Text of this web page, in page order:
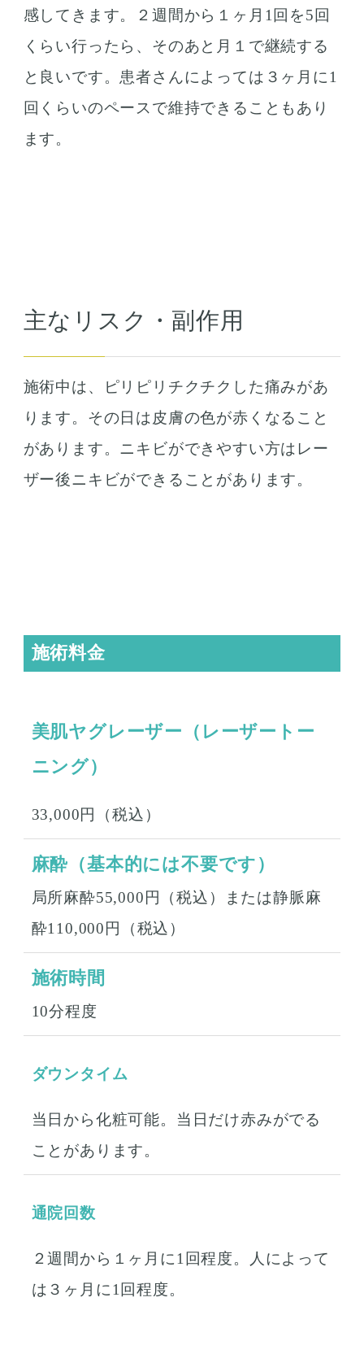
感してきます。２週間から１ヶ月1回を5回
くらい行ったら、そのあと月１で継続する
と良いです。患者さんによっては３ヶ月に1
回くらいのペースで維持できることもあり
ます。
主なリスク・副作用
施術中は、ピリピリチクチクした痛みがあ
ります。その日は皮膚の色が赤くなること
があります。ニキビができやすい方はレー
ザー後ニキビができることがあります。
施術料金
美肌ヤグレーザー（レーザートー
ニング）
33,000円（税込）
麻酔（基本的には不要です）
局所麻酔55,000円（税込）または静脈麻
酔110,000円（税込）
施術時間
10分程度
ダウンタイム
当日から化粧可能。当日だけ赤みがでる
ことがあります。
通院回数
２週間から１ヶ月に1回程度。人によって
は３ヶ月に1回程度。